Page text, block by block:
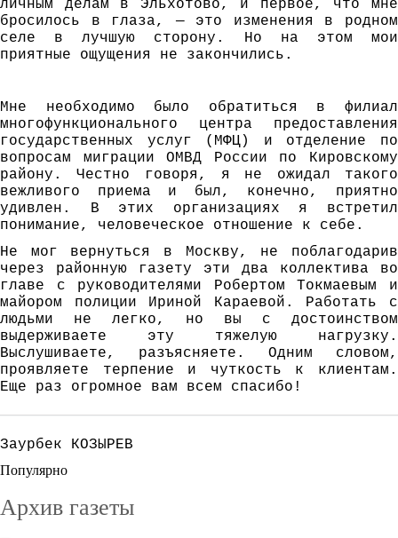
личным делам в Эльхотово, и первое, что мне
бросилось в глаза, — это изменения в родном
селе в лучшую сторону. Но на этом мои
приятные ощущения не закончились.
Мне необходимо было обратиться в филиал
многофункционального центра предоставления
государственных услуг (МФЦ) и отделение по
вопросам миграции ОМВД России по Кировскому
району. Честно говоря, я не ожидал такого
вежливого приема и был, конечно, приятно
удивлен. В этих организациях я встретил
понимание, человеческое отношение к себе.
Не мог вернуться в Москву, не поблагодарив
через районную газету эти два коллектива во
главе с руководителями Робертом Токмаевым и
майором полиции Ириной Караевой. Работать с
людьми не легко, но вы с достоинством
выдерживаете эту тяжелую нагрузку.
Выслушиваете, разъясняете. Одним словом,
проявляете терпение и чуткость к клиентам.
Еще раз огромное вам всем спасибо!
Заурбек КОЗЫРЕВ
Популярно
Архив газеты